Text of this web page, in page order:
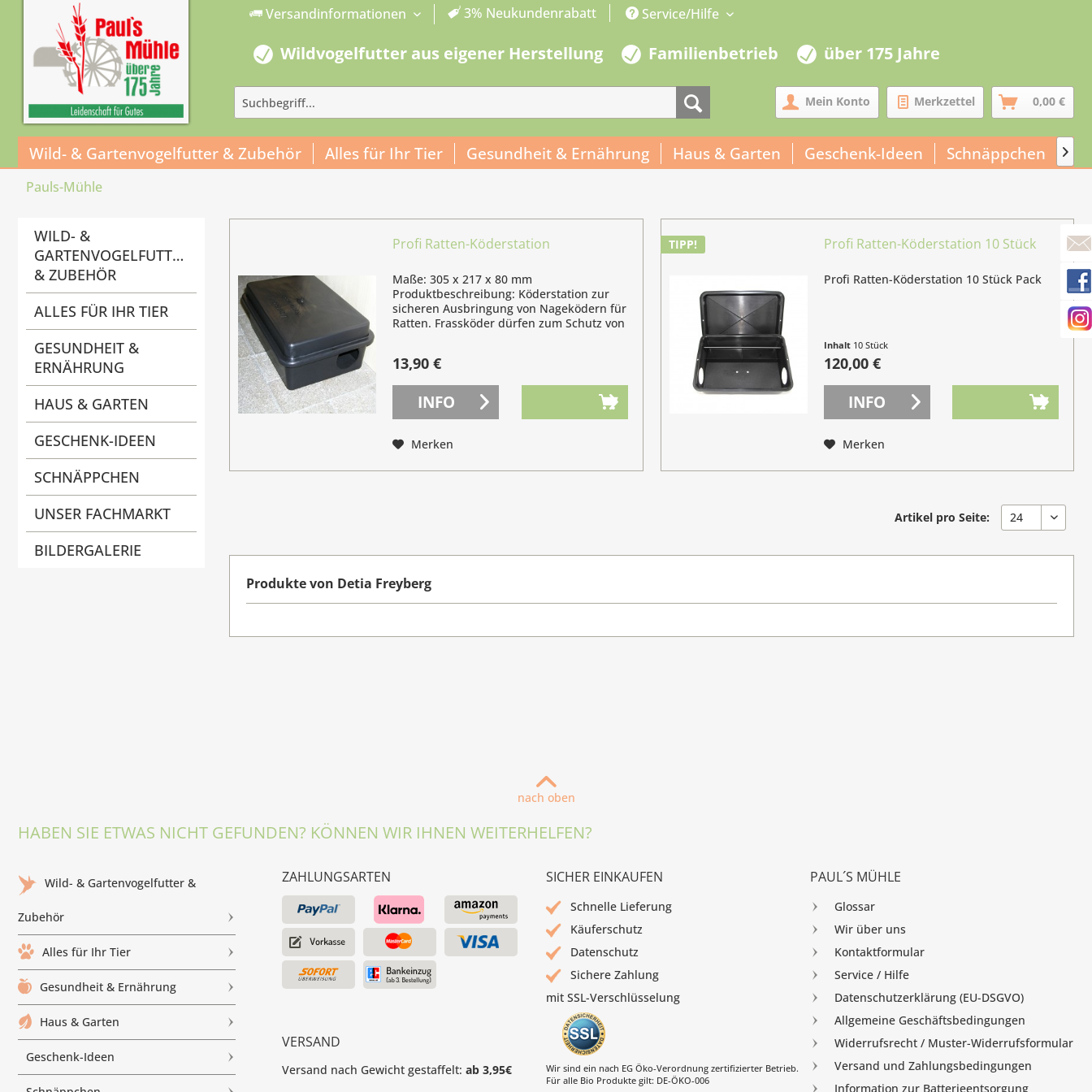
Versandinformationen 3% Neukundenrabatt Service/Hilfe
Wildvogelfutter aus eigener Herstellung Familienbetrieb über 175 Jahre
Mein Konto Merkzettel 0,00 €
Wild- & Gartenvogelfutter & Zubehör Alles für Ihr Tier Gesundheit & Ernährung Haus & Garten Geschenk-Ideen Schnäppchen 
Pauls-Mühle
WILD- &
GARTENVOGELFUTTER
& ZUBEHÖR
ALLES FÜR IHR TIER
GESUNDHEIT &
ERNÄHRUNG
HAUS & GARTEN
GESCHENK-IDEEN
SCHNÄPPCHEN
UNSER FACHMARKT
BILDERGALERIE
Profi Ratten-Köderstation
Maße: 305 x 217 x 80 mm
Produktbeschreibung: Köderstation zur
sicheren Ausbringung von Nageködern für
Ratten. Frassköder dürfen zum Schutz von
ideale und...
13,90 €
INFO
Merken
TIPP! Profi Ratten-Köderstation 10 Stück
Profi Ratten-Köderstation 10 Stück Pack
Inhalt 10 Stück
(12,00 € / 1 Stück)
120,00 €
INFO
Merken
Artikel pro Seite:
Produkte von Detia Freyberg
nach oben
HABEN SIE ETWAS NICHT GEFUNDEN? KÖNNEN WIR IHNEN WEITERHELFEN?
Wild- & Gartenvogelfutter &
Zubehör
Alles für Ihr Tier
Gesundheit & Ernährung
Haus & Garten
Geschenk-Ideen
ZAHLUNGSARTEN
VERSAND
Versand nach Gewicht gestaffelt: ab 3,95€
SICHER EINKAUFEN
Schnelle Lieferung
Käuferschutz
Datenschutz
Sichere Zahlung
mit SSL-Verschlüsselung
Wir sind ein nach EG Öko-Verordnung zertifizierter Betrieb.
Für alle Bio Produkte gilt: DE-ÖKO-006
PAUL´S MÜHLE
Glossar
Wir über uns
Kontaktformular
Service / Hilfe
Datenschutzerklärung (EU-DSGVO)
Allgemeine Geschäftsbedingungen
Widerrufsrecht / Muster-Widerrufsformular
Versand und Zahlungsbedingungen
Information zur Batterieentsorgung